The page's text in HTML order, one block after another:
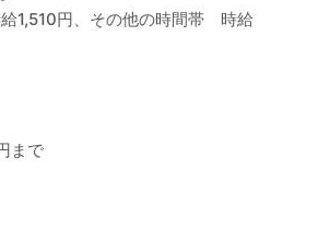
1,510円、その他の時間帯 時給
まで